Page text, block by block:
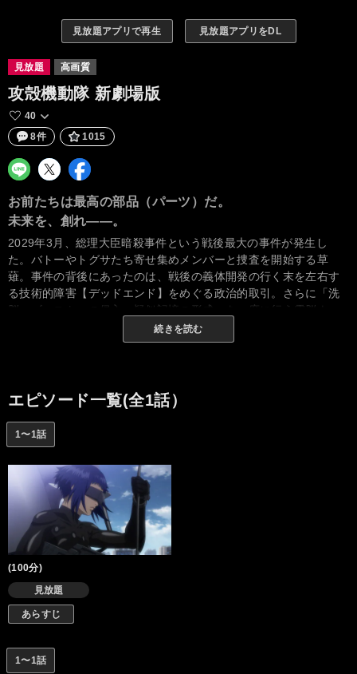
見放題アプリで再生 見放題アプリをDL
見放題 高画質
攻殻機動隊 新劇場版
40
8件
1015
お前たちは最高の部品（パーツ）だ。
未来を、創れ――。
2029年3月、総理大臣暗殺事件という戦後最大の事件が発生し
た。バトーやトグサたち寄せ集めメンバーと捜査を開始する草
薙。事件の背後にあったのは、戦後の義体開発の行く末を左右す
る技術的障害【デッドエンド】をめぐる政治的取引。さらに「洗
脳・ゴーストへの侵入・疑似記憶の形成」を一度に行う電脳ウィ
ルス【ファイア・スターター】の存在も見え隠れする。そして、
事件を捜査する中で掴んだ手がかりは、草薙の秘められた生い立
続きを読む
エピソード一覧(全1話）
1〜1話
(100分)
見放題
あらすじ
1〜1話